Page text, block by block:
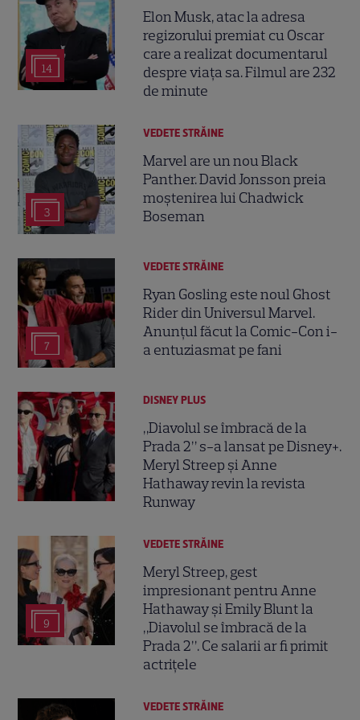
14
Elon Musk, atac la adresa
regizorului premiat cu Oscar
care a realizat documentarul
despre viața sa. Filmul are 232
de minute
3
VEDETE STRĂINE
Marvel are un nou Black
Panther. David Jonsson preia
moștenirea lui Chadwick
Boseman
7
VEDETE STRĂINE
Ryan Gosling este noul Ghost
Rider din Universul Marvel.
Anunțul făcut la Comic-Con i-
a entuziasmat pe fani
DISNEY PLUS
„Diavolul se îmbracă de la
Prada 2” s-a lansat pe Disney+.
Meryl Streep și Anne
Hathaway revin la revista
Runway
9
VEDETE STRĂINE
Meryl Streep, gest
impresionant pentru Anne
Hathaway și Emily Blunt la
„Diavolul se îmbracă de la
Prada 2”. Ce salarii ar fi primit
actrițele
VEDETE STRĂINE